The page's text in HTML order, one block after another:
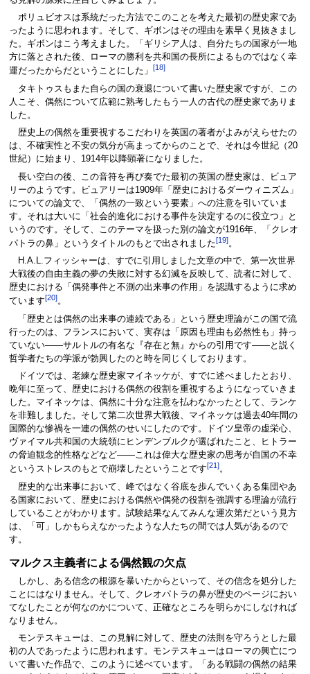
ポリュビオスは系統だった方法でこのことを考えた最初の歴史家であ
ったように思われます。そして、ギボンはその理由を素早く見抜きまし
た。ギボンはこう考えました。「ギリシア人は、自分たちの国家が一地
方に落とされた後、ローマの勝利を共和国の長所によるものではなく幸
運だったからだということにした」
[18]
タキトゥスもまた自らの国の衰退について書いた歴史家ですが、この
人こそ、偶然について広範に熟考したもう一人の古代の歴史家でありま
した。
歴史上の偶然を重要視するこだわりを英国の著者がよみがえらせたの
は、不確実性と不安の気分が高まってからのことで、それは今世紀（20
世紀）に始まり、1914年以降顕著になりました。
長い空白の後、この音符を再び奏でた最初の英国の歴史家は、ビュア
リーのようです。ビュアリーは1909年「歴史におけるダーウィニズム」
についての論文で、「偶然の一致という要素」への注意を引いていま
す。それは大いに「社会的進化における事件を決定するのに役立つ」と
いうのです。そして、このテーマを扱った別の論文が1916年、「クレオ
パトラの鼻」というタイトルのもとで出されました[19]。
H.A.L.フィッシャーは、すでに引用しました文章の中で、第一次世界
大戦後の自由主義の夢の失敗に対する幻滅を反映して、読者に対して、
歴史における「偶発事件と不測の出来事の作用」を認識するように求め
ています[20]。
「歴史とは偶然の出来事の連続である」という歴史理論がこの国で流
行ったのは、フランスにおいて、実存は「原因も理由も必然性も」持っ
ていない――サルトルの有名な『存在と無』からの引用です――と説く
哲学者たちの学派が勃興したのと時を同じくしております。
ドイツでは、老練な歴史家マイネッケが、すでに述べましたとおり、
晩年に至って、歴史における偶然の役割を重視するようになっていきま
した。マイネッケは、偶然に十分な注意を払わなかったとして、ランケ
を非難しました。そして第二次世界大戦後、マイネッケは過去40年間の
国際的な惨禍を一連の偶然のせいにしたのです。ドイツ皇帝の虚栄心、
ヴァイマル共和国の大統領にヒンデンブルクが選ばれたこと、ヒトラー
の脅迫観念的性格などなど――これは偉大な歴史家の思考が自国の不幸
というストレスのもとで崩壊したということです[21]。
歴史的な出来事において、峰ではなく谷底を歩んでいくある集団やあ
る国家において、歴史における偶然や偶発の役割を強調する理論が流行
していることがわかります。試験結果なんてみんな運次第だという見方
は、「可」しかもらえなかったような人たちの間では人気があるので
す。
マルクス主義者による偶然観の欠点
しかし、ある信念の根源を暴いたからといって、その信念を処分した
ことにはなりません。そして、クレオパトラの鼻が歴史のページにおい
てなしたことが何なのかについて、正確なところを明らかにしなければ
なりません。
モンテスキューは、この見解に対して、歴史の法則を守ろうとした最
初の人であったように思われます。モンテスキューはローマの興亡につ
いて書いた作品で、このように述べています。「ある戦闘の偶然の結果